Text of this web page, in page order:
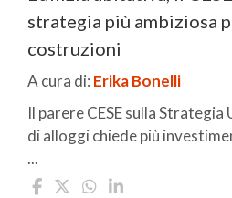
strategia più ambiziosa
costruzioni
A cura di: Erika Bonelli
Il parere CESE sulla Strategia
di alloggi chiede più
...